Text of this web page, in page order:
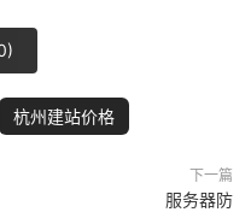
)
杭州建站价格
下一篇
服务器防